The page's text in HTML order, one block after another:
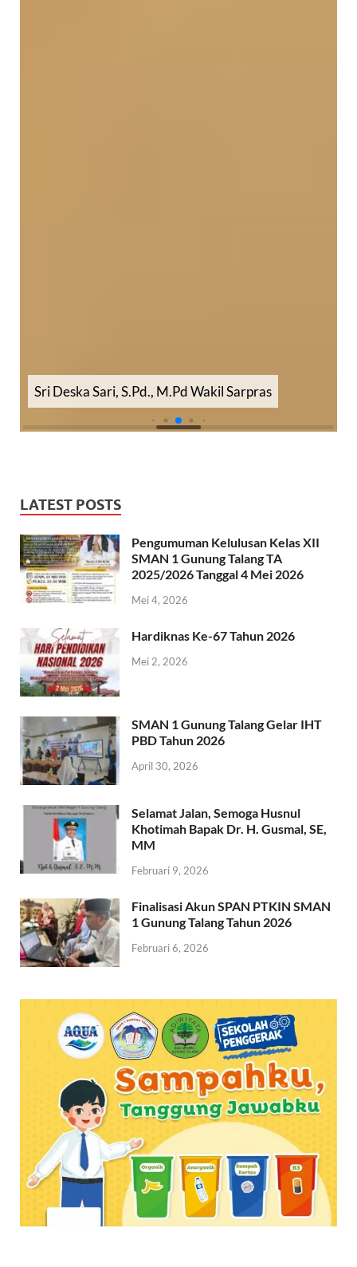
Sri Deska Sari, S.Pd., M.Pd Wakil Sarpras
LATEST POSTS
Pengumuman Kelulusan Kelas XII
SMAN 1 Gunung Talang TA
2025/2026 Tanggal 4 Mei 2026
Mei 4, 2026
Hardiknas Ke-67 Tahun 2026
Mei 2, 2026
SMAN 1 Gunung Talang Gelar IHT
PBD Tahun 2026
April 30, 2026
Selamat Jalan, Semoga Husnul
Khotimah Bapak Dr. H. Gusmal, SE,
MM
Februari 9, 2026
Finalisasi Akun SPAN PTKIN SMAN
1 Gunung Talang Tahun 2026
Februari 6, 2026